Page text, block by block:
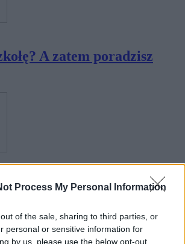
Process My Personal Information
of the sale, sharing to third parties, or
personal or sensitive information for
by us, please use the below opt-out
A zatem poradzisz
pytań - na ile z nich